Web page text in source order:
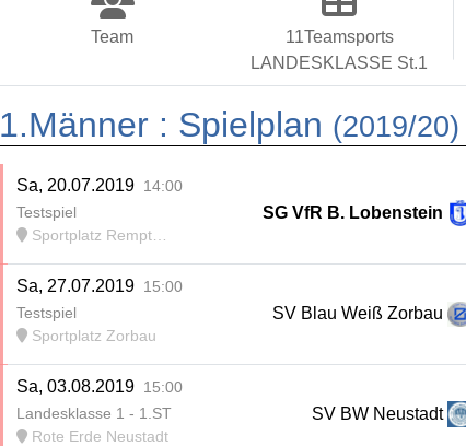
Team
11Teamsports
LANDESKLASSE St.1
1.Männer : Spielplan (2019/20)
Sa, 20.07.2019 14:00
Testspiel
Sportplatz Remptendorf
SG VfR B. Lobenstein
Sa, 27.07.2019 15:00
Testspiel
Sportplatz Zorbau
SV Blau Weiß Zorbau
Sa, 03.08.2019 15:00
Landesklasse 1 - 1.ST
Rote Erde Neustadt
SV BW Neustadt